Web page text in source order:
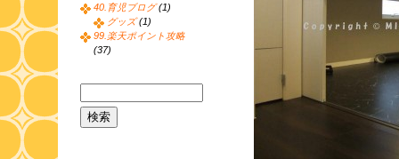
40.育児ブログ(1)
グッズ(1)
99.楽天ポイント攻略
(37)